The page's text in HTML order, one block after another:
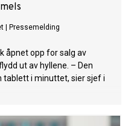
Pressemelding
åpnet opp for salg av
ut av hyllene. – Den
tablett i minuttet, sier sjef i